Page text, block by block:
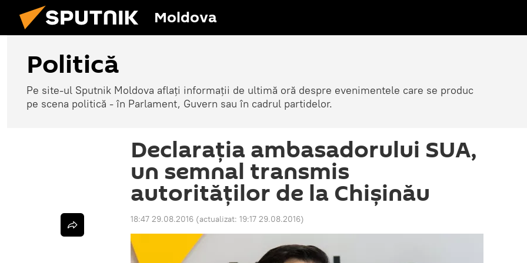
Moldova
Politică
Pe site-ul Sputnik Moldova aflați informații de ultimă oră despre evenimentele care se produc
pe scena politică - în Parlament, Guvern sau în cadrul partidelor.
Declarația ambasadorului SUA,
un semnal transmis
autorităților de la Chișinău
18:47 29.08.2016 (actualizat: 19:17 29.08.2016)